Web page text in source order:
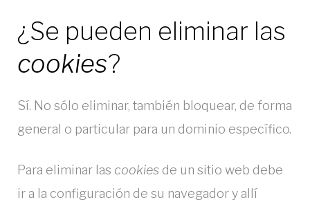
¿Se pueden eliminar las
cookies?
Sí. No sólo eliminar, también bloquear, de forma
general o particular para un dominio específico.
Para eliminar las cookies de un sitio web debe
ir a la configuración de su navegador y allí